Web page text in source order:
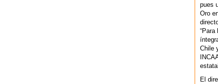
pues
Oro
“Para
Chile
El